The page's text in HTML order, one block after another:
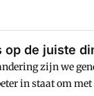
op de juiste
zijn we
in staat om